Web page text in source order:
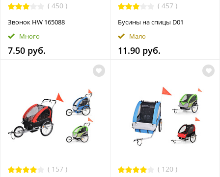
Насосы/комплектующие
Защиты для комплектующих велосипеда
Подножки/пеги/рукоятки для самоката
( 450 )
Звонок HW 165088
Много
7.50 руб.
(457 )
Бусины на спицы D01
Мало
11.90 руб.
( 157 ) (120 )